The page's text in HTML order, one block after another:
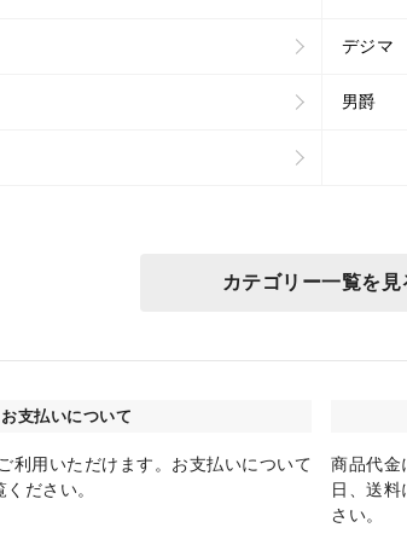
デジマ
男爵
カテゴリー一覧を見
お支払いについて
利用いただけます。お支払いについて
ください。
商品代金
日、送
さい。